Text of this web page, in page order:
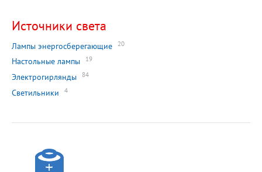
Источники света
Лампы энергосберегающие 20
Настольные лампы 19
Электрогирлянды 84
Светильники 4